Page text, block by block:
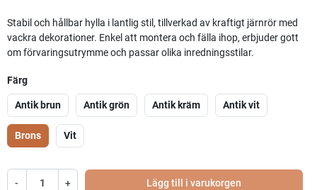
Stabil och hållbar hylla i lantlig stil, tillverkad av kraftigt järnrör med
vackra dekorationer. Enkel att montera och fälla ihop, erbjuder gott
om förvaringsutrymme och passar olika inredningsstilar.
Färg
Antik brun Antik grön Antik kräm Antik vit
Brons Vit
- + Lägg till i varukorgen